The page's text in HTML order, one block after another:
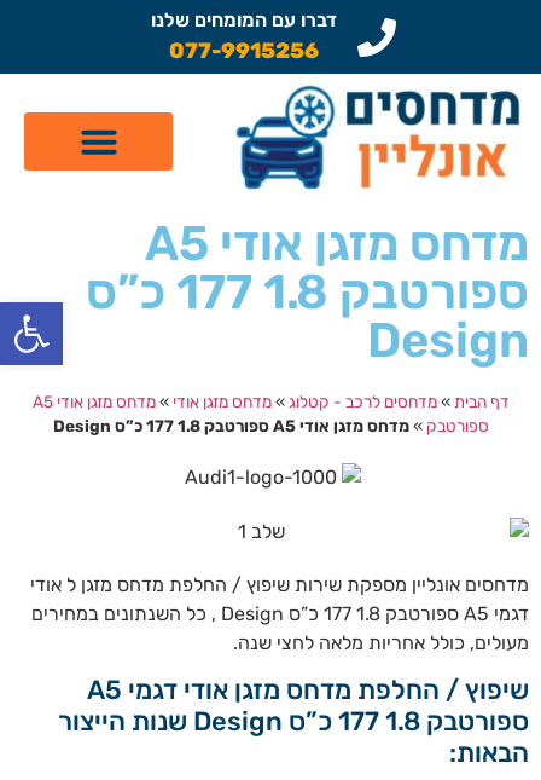
דברו עם המומחים שלנו
077-9915256
מדחס מזגן אודי A5
ספורטבק 1.8 177 כ”ס
Design
דף הבית »מדחסים לרכב - קטלוג »מדחס מזגן אודי »
מדחס מזגן אודי A5
ספורטבק »מדחס מזגן אודי A5 ספורטבק 1.8 177 כ”ס Design
מדחסים אונליין מספקת שירות שיפוץ / החלפת מדחס מזגן ל אודי
דגמי A5 ספורטבק 1.8 177 כ”ס Design , כל השנתונים במחירים
מעולים, כולל אחריות מלאה לחצי שנה.
שיפוץ / החלפת מדחס מזגן אודי דגמי A5
ספורטבק 1.8 177 כ”ס Design שנות הייצור
הבאות: